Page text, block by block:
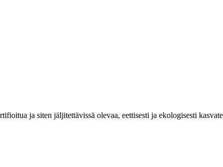
ja siten jäljitettävissä olevaa, eettisesti ja ekologisesti